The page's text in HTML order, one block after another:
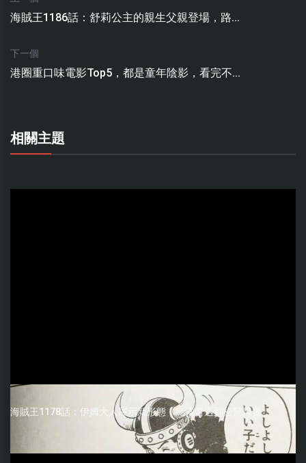
海賊王1186話：舒莉公主的親生父親登場，路...
下一個
港圈重口味電影Top5，都是童年陰影，看完不...
相關主題
海賊王1178話：伊姆大人展示新形態，烏索普遇到松鼠果實